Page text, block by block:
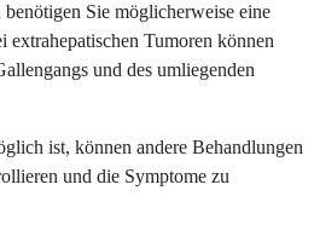
Sie möglicherweise eine
Tumoren können
und des umliegenden
ist, können andere Behandlungen
und die Symptome zu